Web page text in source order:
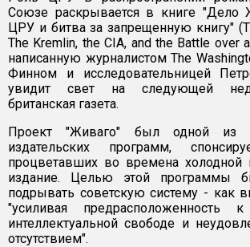
Союзе раскрывается в книге "Дело
ЦРУ и битва за запрещенную книгу"
The Kremlin, the CIA, and the Battle over
написанную журналистом The
Финном и исследовательницей
увидит свет на следующей
британская газета.
Проект "Живаго" был одной из
издательских программ,
процветавших во времена холодной
издание. Целью этой программы
подрывать советскую систему - как
"усиливая предрасположенность
интеллектуальной свободе и
отсутствием".